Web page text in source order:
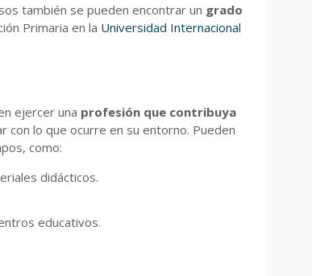
también se pueden encontrar un grado
Primaria en la Universidad Internacional
ejercer una profesión que contribuya
lo que ocurre en su entorno. Pueden
como:
didácticos.
educativos.